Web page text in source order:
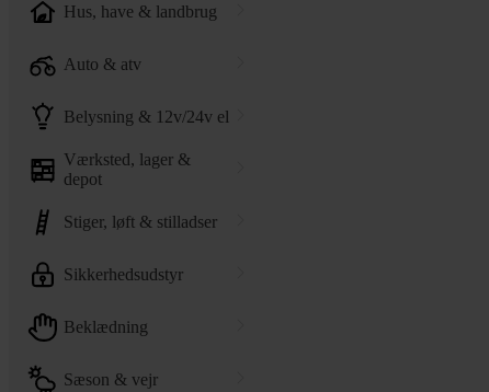
hus, have & landbrug
auto & atv
belysning & 12v/24v el
værksted, lager &
depot
stiger, løft & stilladser
sikkerhedsudstyr
beklædning
sæson & vejr